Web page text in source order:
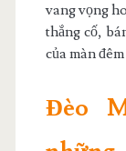
vang vọng
thắng cố,
của màn
Đèo